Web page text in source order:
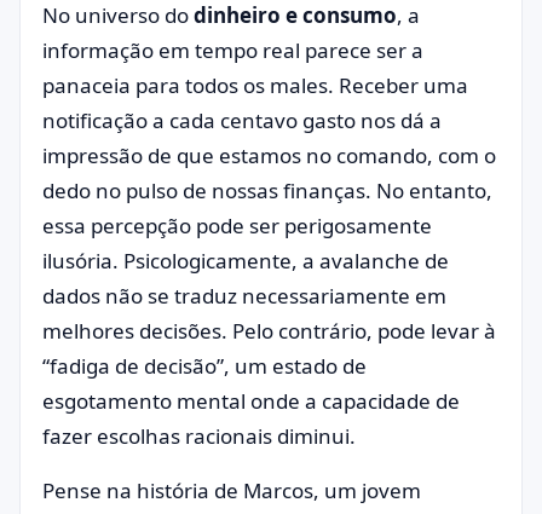
No universo dodinheiro e consumo, a
informação em tempo real parece ser a
panaceia para todos os males. Receber uma
notificação a cada centavo gasto nos dá a
impressão de que estamos no comando, com o
dedo no pulso de nossas finanças. No entanto,
essa percepção pode ser perigosamente
ilusória. Psicologicamente, a avalanche de
dados não se traduz necessariamente em
melhores decisões. Pelo contrário, pode levar à
“fadiga de decisão”, um estado de
esgotamento mental onde a capacidade de
fazer escolhas racionais diminui.
Pense na história de Marcos, um jovem